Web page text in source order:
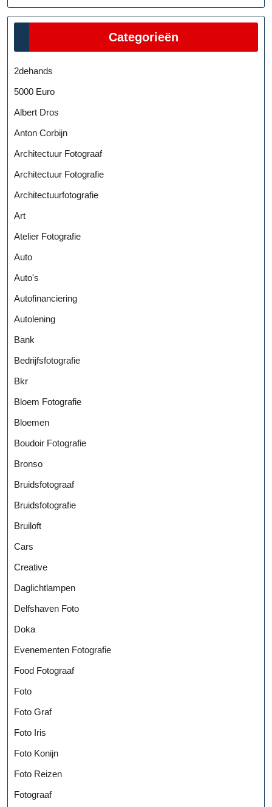
Categorieën
2dehands
5000 Euro
Albert Dros
Anton Corbijn
Architectuur Fotograaf
Architectuur Fotografie
Architectuurfotografie
Art
Atelier Fotografie
Auto
Auto's
Autofinanciering
Autolening
Bank
Bedrijfsfotografie
Bkr
Bloem Fotografie
Bloemen
Boudoir Fotografie
Bronso
Bruidsfotograaf
Bruidsfotografie
Bruiloft
Cars
Creative
Daglichtlampen
Delfshaven Foto
Doka
Evenementen Fotografie
Food Fotograaf
Foto
Foto Graf
Foto Iris
Foto Konijn
Foto Reizen
Fotograaf